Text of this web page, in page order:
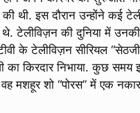
थी. इस दौरान उन्होंने कई
टेलीविज़न की दुनिया में
के टेलीविज़न सीरियल
का किरदार निभाया. कुछ
मशहूर शो “पोरस” में एक